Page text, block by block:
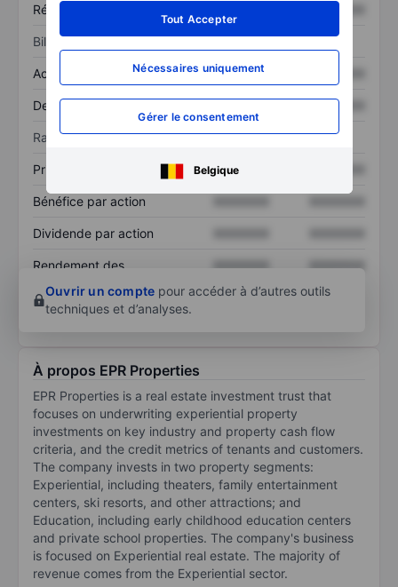
Tout Accepter
Nécessaires uniquement
Gérer le consentement
Belgique
Résultat net
Bilan
Actif total XXXXXXX
Dette totale XXXXXXX
Ratios
Prix / ventes XXXXXXX
Bénéfice par action
Dividende par action
Rendement des
XXXXXXX
XXXXXXX
Ouvrir un compte pour accéder à d’autres outils
techniques et d’analyses.
À propos EPR Properties
EPR Properties is a real estate investment trust that
focuses on underwriting experiential property
investments on key industry and property cash flow
criteria, and the credit metrics of tenants and customers.
The company invests in two property segments:
Experiential, including theaters, family entertainment
centers, ski resorts, and other attractions; and
Education, including early childhood education centers
and private school properties. The company's business
is focused on Experiential real estate. The majority of
revenue comes from the Experiential sector.